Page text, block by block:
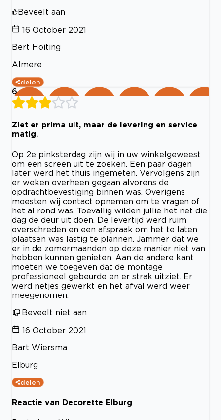
Beveelt aan
16 October 2021
Bert Hoiting
Almere
delen
6
Ziet er prima uit, maar de levering en service
matig.
Op 2e pinksterdag zijn wij in uw winkelgeweest
om een screen uit te zoeken. Een paar dagen
later werd het thuis ingemeten. Vervolgens zijn
er weken overheen gegaan alvorens de
opdrachtbevestiging binnen was. Overigens
moesten wij contact opnemen om te vragen of
het al rond was. Toevallig wilden jullie het net die
dag de deur uit doen. De levertijd werd ruim
overschreden en een afspraak om het te laten
plaatsen was lastig te plannen. Jammer dat we
er in de zomermaanden op deze manier niet van
hebben kunnen genieten. Aan de andere kant
moeten we toegeven dat de montage
professioneel gebeurde en er strak uitziet. Er
werd netjes gewerkt en het afval werd weer
meegenomen.
Beveelt niet aan
16 October 2021
Bart Wiersma
Elburg
delen
Reactie van Decorette Elburg